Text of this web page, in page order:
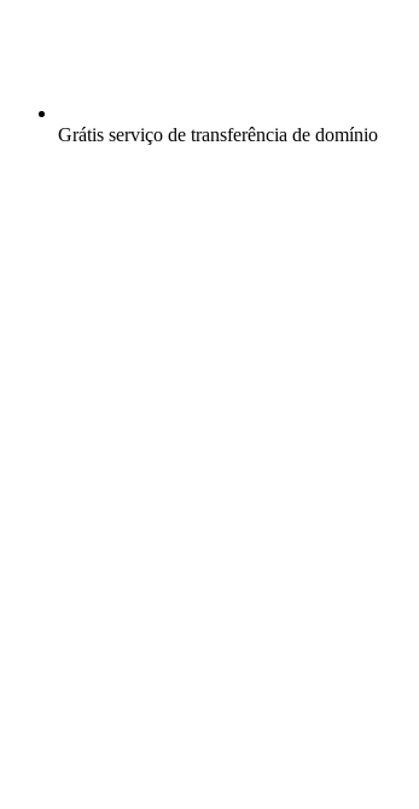
Grátis serviço de transferência de domínio